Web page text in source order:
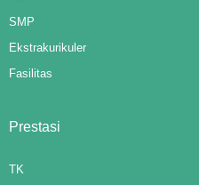
SMP
Ekstrakurikuler
Fasilitas
Prestasi
TK